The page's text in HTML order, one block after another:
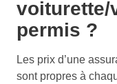
voiturette/
permis ?
Les prix d’une
sont propres à